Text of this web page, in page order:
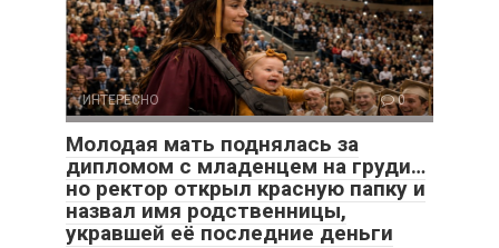
ИНТЕРЕСНО 0
Молодая мать поднялась за
дипломом с младенцем на груди…
но ректор открыл красную папку и
назвал имя родственницы,
укравшей её последние деньги